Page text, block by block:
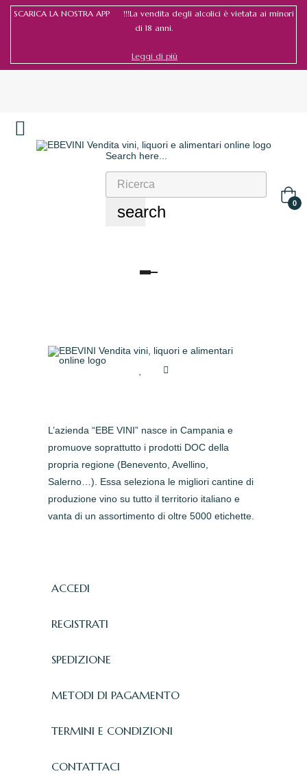
SCARICA LA NOSTRA APP !!!La vendita degli alcolici è vietata ai minori
di 18 anni.
Leggi di più
Search here...
search 0
navigazione
L’azienda “EBE VINI” nasce in Campania e
promuove soprattutto i prodotti DOC della
propria regione (Benevento, Avellino,
Salerno…). Essa seleziona le migliori cantine di
produzione vino su tutto il territorio italiano e
vanta di un assortimento di oltre 5000 etichette.
ACCEDI
REGISTRATI
SPEDIZIONE
METODI DI PAGAMENTO
TERMINI E CONDIZIONI
CONTATTACI